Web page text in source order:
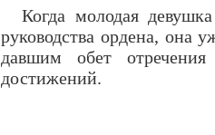
Когда молодая
руководства ордена, она
давшим обет
достижений.